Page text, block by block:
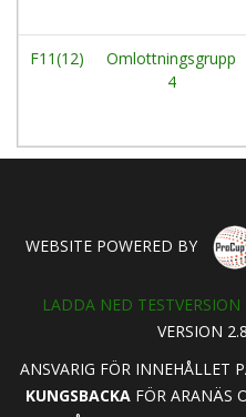
F11(12)
Omlottningsgrupp
4
WEBSITE POWERED BY
LADDA NED TESTVERSION
VERSION
ANSVARIG FÖR INNEHÅLLET
KUNGSBACKAFÖR ARANÄS